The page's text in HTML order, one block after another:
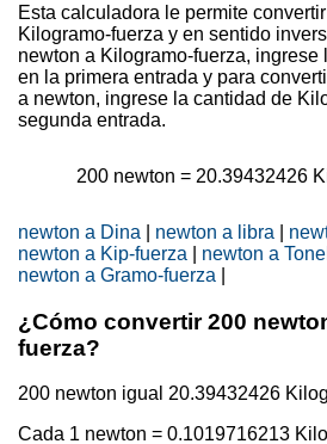
Esta calculadora le permite
Kilogramo-fuerza y en sentido
newton a Kilogramo-fuerza, ingrese
en la primera entrada y para
a newton, ingrese la cantidad de
segunda entrada.
200 newton = 20.39432426
newton a Dina newton a libra
newton a Kip-fuerza
newton a
newton a Gramo-fuerza
¿Cómo convertir 200
fuerza?
200 newton igual 20.39432426
Cada 1 newton = 0.1019716213